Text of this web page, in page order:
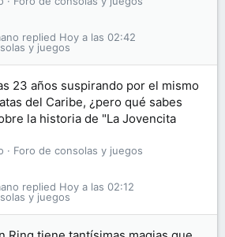
y juegos
Hoy a las 02:42
23 años suspirando por el mismo
del Caribe, ¿pero qué sabes
la historia de "La Jovencita
Foro de consolas y juegos
y juegos
Hoy a las 02:12